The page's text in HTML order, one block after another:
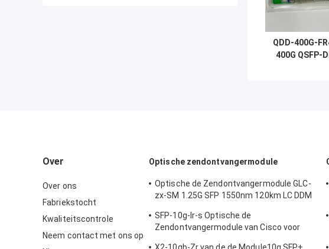
QDD-400G-
400G QSFP-
Over
Over ons
Fabriekstocht
Kwaliteitscontrole
Neem contact met ons op
Optische zendontvangermodule
Optische de Zendontvangermodule GLC-
zx-SM 1.25G SFP 1550nm 120km LC DDM
SFP-10g-lr-s Optische de
Zendontvangermodule van Cisco voor